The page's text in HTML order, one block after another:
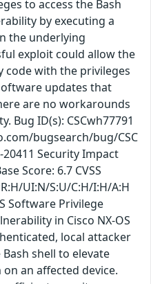
to access the Bash
by executing a
the underlying
exploit could allow the
with the privileges
updates that
are no workarounds
Bug ID(s): CSCwh77791
bugsearch/bug/CSC
20411 Security Impact
Score: 6.7 CVSS
UI:N/S:U/C:H/I:H/A:H
Software Privilege
in Cisco NX-OS
local attacker
shell to elevate
an affected device.